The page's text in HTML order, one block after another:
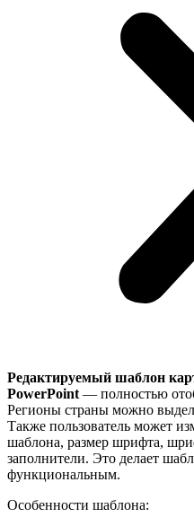
Редактируемый шаблон
PowerPoint — полностью
Регионы страны можно
Также пользователь может
шаблона, размер шрифта,
заполнители. Это делает
функциональным.
Особенности шаблона: